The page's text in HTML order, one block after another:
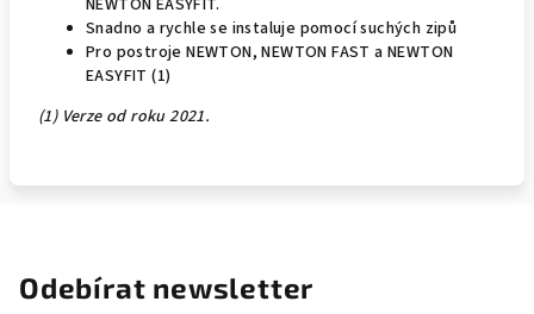
NEWTON EASYFIT.
Snadno a rychle se instaluje pomocí suchých zipů
Pro postroje NEWTON, NEWTON FAST a NEWTON
EASYFIT (1)
(1) Verze od roku 2021.
Odebírat newsletter